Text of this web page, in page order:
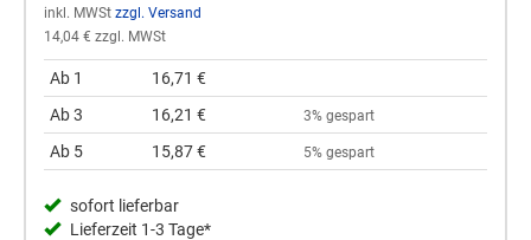
inkl. MWSt zzgl. Versand
14,04 € zzgl. MWSt
Ab 1
16,71 €
Ab 3
16,21 € 3% gespart
Ab 5 15,87 € 5% gespart
sofort lieferbar
Lieferzeit 1-3 Tage*